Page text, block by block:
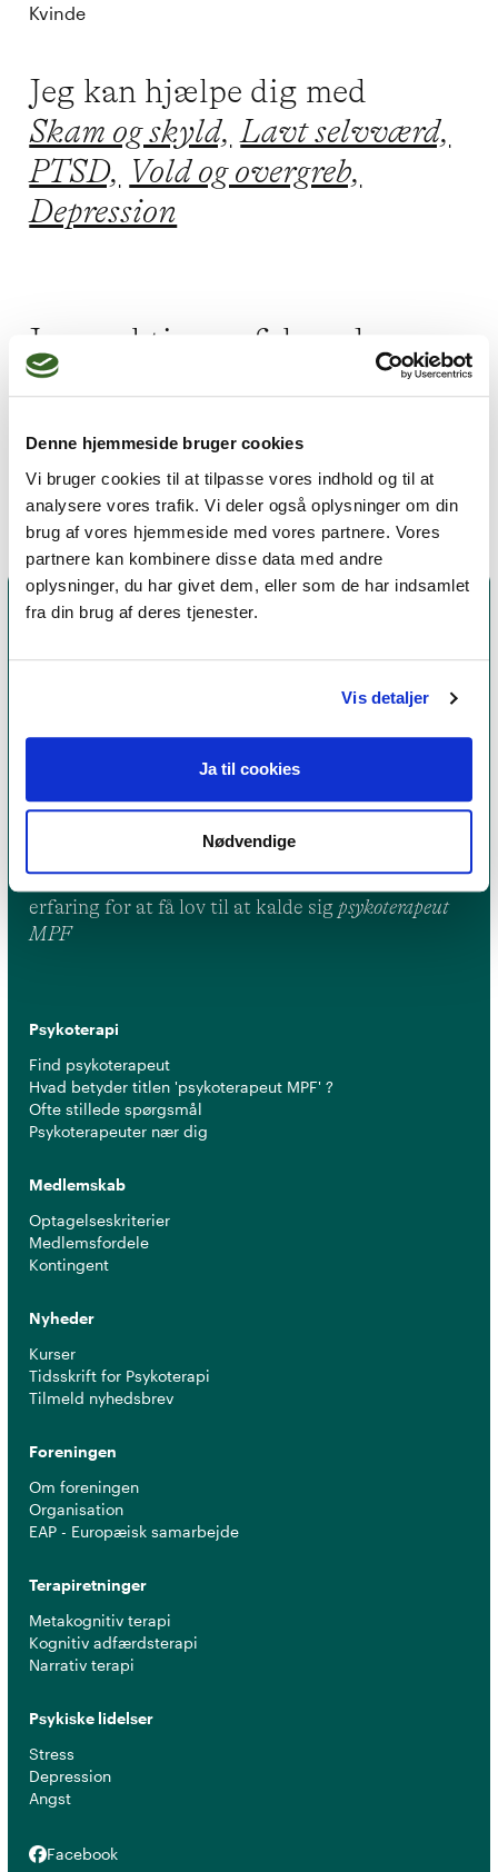
Denne hjemmeside bruger cookies
Vi bruger cookies til at tilpasse vores indhold og til at
analysere vores trafik. Vi deler også oplysninger om din
brug af vores hjemmeside med vores partnere. Vores
partnere kan kombinere disse data med andre
oplysninger, du har givet dem, eller som de har indsamlet
fra din brug af deres tjenester.
Vis detaljer
Ja til cookies
Nødvendige
Kvinde
Jeg kan hjælpe dig med
Skam og skyld, Lavt selvværd,
PTSD, Vold og overgreb,
Depression
Jeg praktiserer følgende
terapiformer
Gestaltterapi
er et kvalitetsstempel. Alle vores medlemmer skal
leve op til en række kriterier om uddannelse og
erfaring for at få lov til at kalde sig psykoterapeut
MPF
Psykoterapi
Find psykoterapeut
Hvad betyder titlen 'psykoterapeut MPF' ?
Ofte stillede spørgsmål
Psykoterapeuter nær dig
Medlemskab
Optagelseskriterier
Medlemsfordele
Kontingent
Nyheder
Kurser
Tidsskrift for Psykoterapi
Tilmeld nyhedsbrev
Foreningen
Om foreningen
Organisation
EAP - Europæisk samarbejde
Terapiretninger
Metakognitiv terapi
Kognitiv adfærdsterapi
Narrativ terapi
Psykiske lidelser
Stress
Depression
Angst
Facebook
Facebook